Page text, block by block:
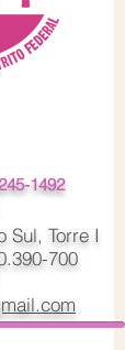
1492
Sul, Torre I
700